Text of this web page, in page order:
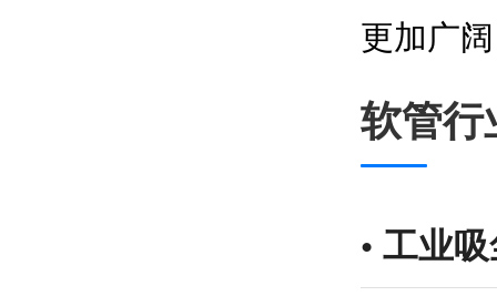
更加广
软管
• 工业